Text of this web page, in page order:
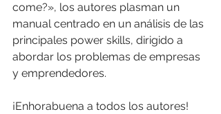
come?», los autores plasman un
manual centrado en un análisis de las
principales power skills, dirigido a
abordar los problemas de empresas
y emprendedores.
¡Enhorabuena a todos los autores!